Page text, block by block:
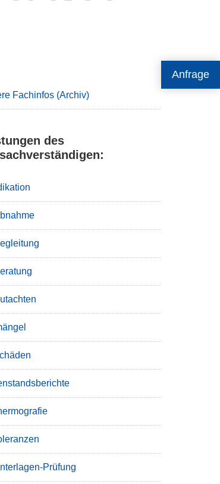
Anfrage
Fachinfos (Archiv)
des
Prüfung